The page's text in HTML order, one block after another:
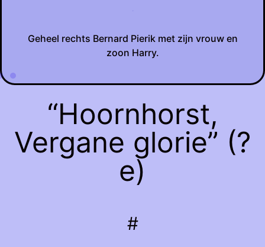
Geheel rechts Bernard Pierik met zijn vrouw en
zoon Harry.
“Hoornhorst,
Vergane glorie” (?
e)
#